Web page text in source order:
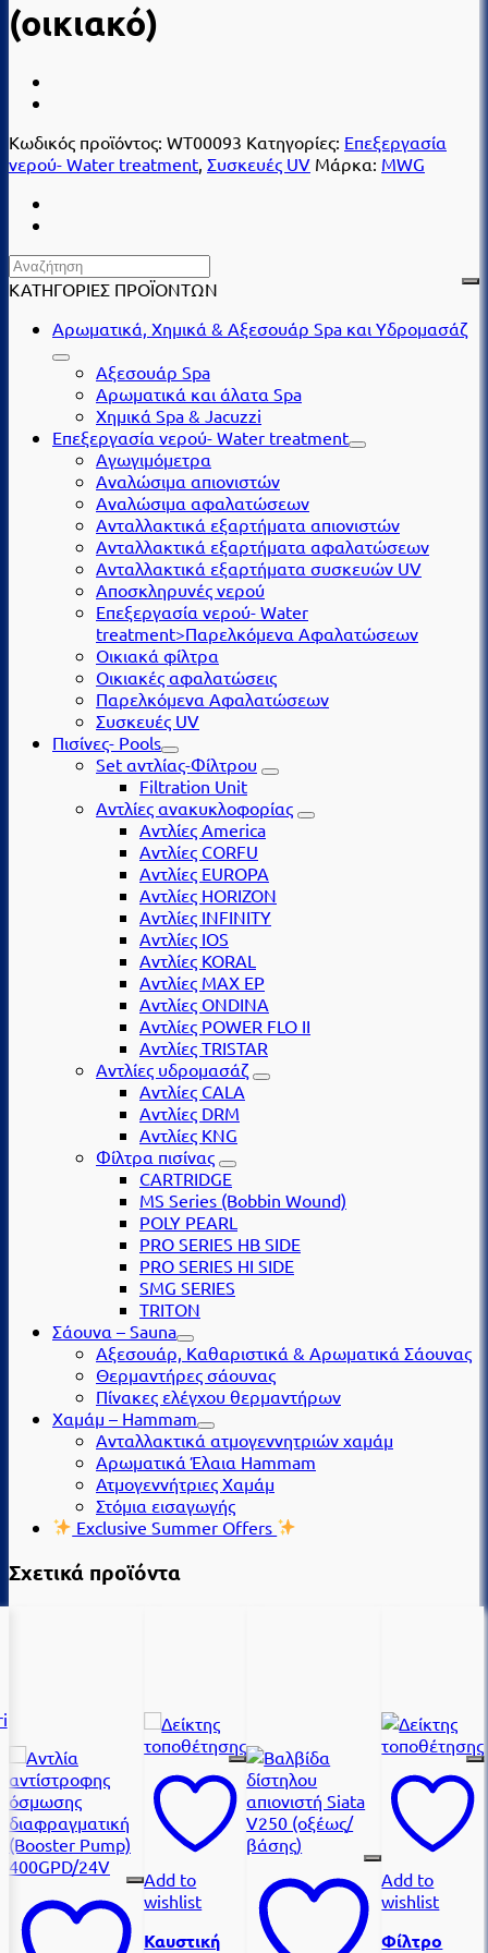
(οικιακό)
Κωδικός προϊόντος: WT00093 Κατηγορίες: Επεξεργασία
νερού- Water treatment Συσκευές UV Μάρκα: MWG
ΚΑΤΗΓΟΡΙΕΣ ΠΡΟΪΟΝΤΩΝ
Αρωματικά, Χημικά & Αξεσουάρ Spa και Υδρομασάζ
Αξεσουάρ Spa
Αρωματικά και άλατα Spa
Χημικά Spa & Jacuzzi
Επεξεργασία νερού- Water treatment
Αγωγιμόμετρα
Αναλώσιμα απιονιστών
Αναλώσιμα αφαλατώσεων
Ανταλλακτικά εξαρτήματα απιονιστών
Ανταλλακτικά εξαρτήματα αφαλατώσεων
Ανταλλακτικά εξαρτήματα συσκευών UV
Αποσκληρυνές νερού
Επεξεργασία νερού- Water
treatment>Παρελκόμενα Αφαλατώσεων
Οικιακά φίλτρα
Οικιακές αφαλατώσεις
Παρελκόμενα Αφαλατώσεων
Συσκευές UV
Πισίνες- Pools
Set αντλίας-Φίλτρου
Filtration Unit
Αντλίες ανακυκλοφορίας
Αντλίες America
Αντλίες CORFU
Αντλίες EUROPA
Αντλίες HORIZON
Αντλίες INFINITY
Αντλίες IOS
Αντλίες KORAL
Αντλίες MAX EP
Αντλίες ONDINA
Αντλίες POWER FLO II
Αντλίες TRISTAR
Αντλίες υδρομασάζ
Αντλίες CALA
Αντλίες DRM
Αντλίες KNG
Φίλτρα πισίνας
CARTRIDGE
MS Series (Βobbin Wound)
POLY PEARL
PRO SERIES HB SIDE
PRO SERIES HI SIDE
SMG SERIES
TRITON
Σάουνα – Sauna
Αξεσουάρ, Καθαριστικά & Αρωματικά Σάουνας
Θερμαντήρες σάουνας
Πίνακες ελέγχου θερμαντήρων
Χαμάμ – Hammam
Ανταλλακτικά ατμογεννητριών χαμάμ
Αρωματικά Έλαια Hammam
Ατμογεννήτριες Χαμάμ
Στόμια εισαγωγής
Exclusive Summer Offers
Σχετικά προϊόντα
Add to
wishlist
Καυστική
Add to
wishlist
Φίλτρο